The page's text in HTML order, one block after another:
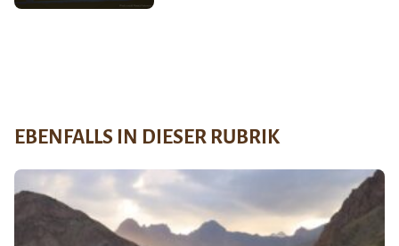
EBENFALLS IN DIESER RUBRIK